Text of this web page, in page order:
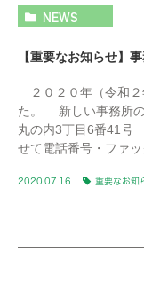
NEWS
【重要なお知らせ】
２０２０年（令和２
た。 新しい事務所
丸の内3丁目6番41
せて電話番号・ファ
2020.07.16 重要なお知